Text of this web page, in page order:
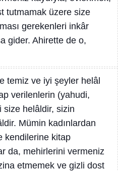
tutmamak üzere size
gerekenleri inkâr
gider. Ahirette de o,
temiz ve iyi şeyler helâl
verilenlerin (yahudi,
size helâldir, sizin
Mümin kadınlardan
kendilerine kitap
da, mehirlerini vermeniz
etmemek ve gizli dost